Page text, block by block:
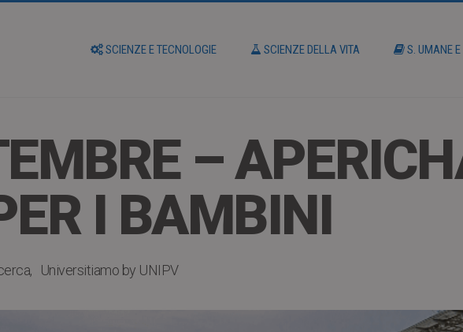
SCIENZE E TECNOLOGIE SCIENZE DELLA VITA S. UMANE
–
I BAMBINI
Universitiamo by UNIPV